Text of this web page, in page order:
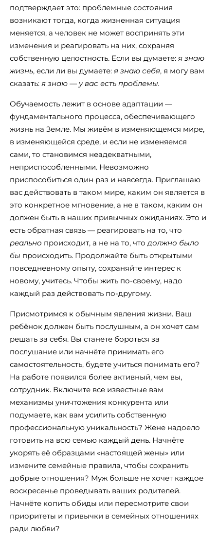
подтверждает это: проблемные состояния
возникают тогда, когда жизненная ситуация
меняется, а человек не может воспринять эти
изменения и реагировать на них, сохраняя
собственную целостность. Если вы думаете: я знаю
жизнь, если ли вы думаете: я знаю себя, я могу вам
сказать: я знаю — у вас есть проблемы.
Обучаемость лежит в основе адаптации —
фундаментального процесса, обеспечивающего
жизнь на Земле. Мы живём в изменяющемся мире,
в изменяющейся среде, и если не изменяемся
сами, то становимся неадекватными,
неприспособленными. Невозможно
приспособиться один раз и навсегда. Приглашаю
вас действовать в таком мире, каким он является в
это конкретное мгновение, а не в таком, каким он
должен быть в наших привычных ожиданиях. Это и
есть обратная связь — реагировать на то, что
реально происходит, а не на то, чтодолжно было
бы происходить. Продолжайте быть открытыми
повседневному опыту, сохраняйте интерес к
новому, учитесь. Чтобы жить по-своему, надо
каждый раз действовать по-другому.
Присмотримся к обычным явления жизни. Ваш
ребёнок должен быть послушным, а он хочет сам
решать за себя. Вы станете бороться за
послушание или начнёте принимать его
самостоятельность, будете учиться понимать его?
На работе появился более активный, чем вы,
сотрудник. Включите все известные вам
механизмы уничтожения конкурента или
подумаете, как вам усилить собственную
профессиональную уникальность? Жене надоело
готовить на всю семью каждый день. Начнёте
укорять её образцами «настоящей жены» или
измените семейные правила, чтобы сохранить
добрые отношения? Муж больше не хочет каждое
воскресенье проведывать ваших родителей.
Начнёте копить обиды или пересмотрите свои
приоритеты и привычки в семейных отношениях
ради любви?